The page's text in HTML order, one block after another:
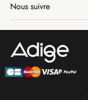
Nous suivre